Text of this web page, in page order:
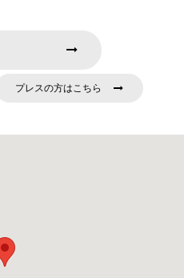
プレスの方はこちら